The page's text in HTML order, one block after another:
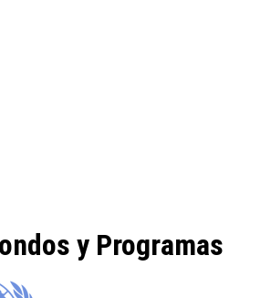
y Programas